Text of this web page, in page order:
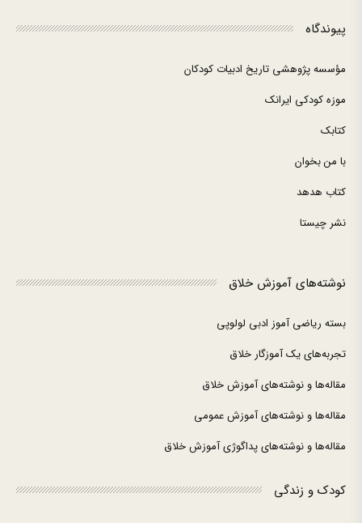
پیوندگاه
مؤسسه پژوهشی تاریخ ادبیات کودکان
موزه کودکی ایرانک
کتابک
با من بخوان
کتاب هدهد
نشر چیستا
نوشته‌های آموزش خلاق
بسته ریاضی آموز ادبی لولوپی
تجربه‌های یک آموزگار خلاق
مقاله‌ها و نوشته‌های آموزش خلاق
مقاله‌ها و نوشته‌های آموزش عمومی
مقاله‌ها و نوشته‌های پداگوژی آموزش خلاق
کودک و زندگی